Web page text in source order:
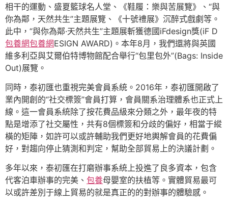
相干的運動、盛夏籃球名人堂、《鞋履：樂與苦展覽》、“與
你為鄰，天然共生”主題展覽、《十號禮展》沉醉式戲劇等。
此中，“與你為鄰·天然共生”主題展斬獲德國iFdesign獎(iF D
包養網包養網ESIGN AWARD)。本年8月，我們還將與英國
維多利亞與艾爾伯特博物館配合舉行“包里包外”(Bags: Inside
Out)展覽。
同時，泰初匯也重視完美會員系統。2016年，泰初匯開啟了
業內開創的“社交標簽”會員打算，會員關系治理體系也正式上
線。這一會員系統除了按花費品級來分類之外，最年夜的特
點是增添了社交屬性，共有8個標簽和分歧的偏好，相當于縱
橫的矩陣，如許可以或許輔助我們更好地輿解會員的花費偏
好，對趨向停止猜測和判定，幫助全部貿易上的決議計劃。
多年以來，泰初匯在打磨辦事系統上投進了良多資本，包含
代客泊車辦事的完美、 包養母嬰室的扶植等。實體貿易最可
以或許差別于線上貿易的就是真正的的對辦事的體驗感。